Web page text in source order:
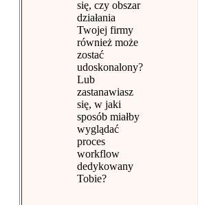
się, czy obszar
działania
Twojej firmy
również może
zostać
udoskonalony?
Lub
zastanawiasz
się, w jaki
sposób miałby
wyglądać
proces
workflow
dedykowany
Tobie?